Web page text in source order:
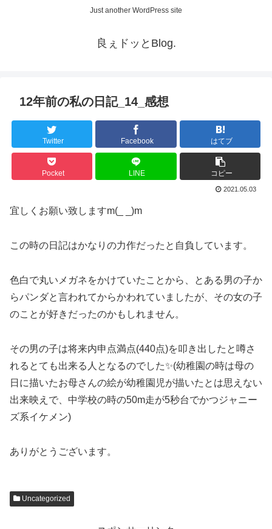
Just another WordPress site
良ぇドッとBlog.
12年前の私の日記_14_感想
Twitter Facebook はてブ
Pocket LINE コピー
2021.05.03
宜しくお願い致しますm(_ _)m
この時の日記はかなりの力作だったと自負しています。
色白で丸いメガネをかけていたことから、とある男の子か
らパンダと言われてからかわれていましたが、その女の子
のことが好きだったのかもしれません。
その男の子は将来内申点満点(440点)を叩き出したと噂さ
れるとても出来る人となるのでした✨(幼稚園の時は母の
日に描いたお母さんの絵が幼稚園児が描いたとは思えない
出来映えで、中学校の時の50m走が5秒台でかつジャニー
ズ系イケメン)
ありがとうございます。
Uncategorized